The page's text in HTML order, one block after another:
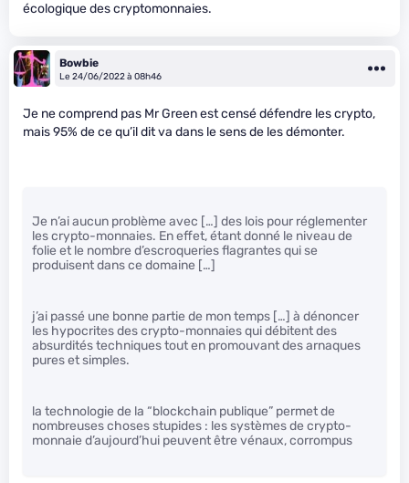
écologique des cryptomonnaies.
Bowbie
Le 24/06/2022 à 08h46
Je ne comprend pas Mr Green est censé défendre les crypto,
mais 95% de ce qu’il dit va dans le sens de les démonter.
Je n’ai aucun problème avec […] des lois pour réglementer
les crypto-monnaies. En effet, étant donné le niveau de
folie et le nombre d’escroqueries flagrantes qui se
produisent dans ce domaine […]
j’ai passé une bonne partie de mon temps […] à dénoncer
les hypocrites des crypto-monnaies qui débitent des
absurdités techniques tout en promouvant des arnaques
pures et simples.
la technologie de la “blockchain publique” permet de
nombreuses choses stupides : les systèmes de crypto-
monnaie d’aujourd’hui peuvent être vénaux, corrompus